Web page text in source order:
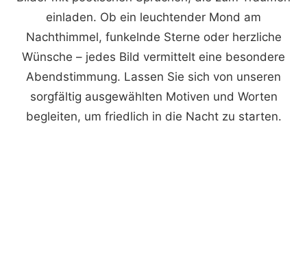
einladen. Ob ein leuchtender Mond am
Nachthimmel, funkelnde Sterne oder herzliche
Wünsche – jedes Bild vermittelt eine besondere
Abendstimmung. Lassen Sie sich von unseren
sorgfältig ausgewählten Motiven und Worten
begleiten, um friedlich in die Nacht zu starten.